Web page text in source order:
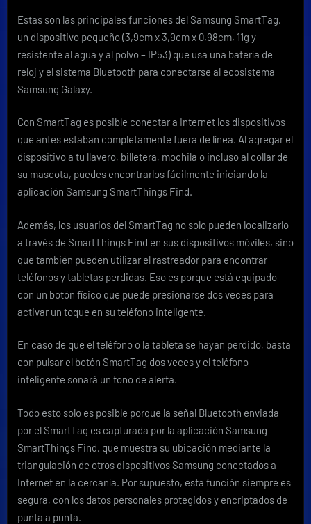
Estas son las principales funciones del Samsung SmartTag,
un dispositivo pequeño (3,9cm x 3,9cm x 0,98cm, 11g y
resistente al agua y al polvo – IP53) que usa una batería de
reloj y el sistema Bluetooth para conectarse al ecosistema
Samsung Galaxy.
Con SmartTag es posible conectar a Internet los dispositivos
que antes estaban completamente fuera de línea. Al agregar el
dispositivo a tu llavero, billetera, mochila o incluso al collar de
su mascota, puedes encontrarlos fácilmente iniciando la
aplicación Samsung SmartThings Find.
Además, los usuarios del SmartTag no solo pueden localizarlo
a través de SmartThings Find en sus dispositivos móviles, sino
que también pueden utilizar el rastreador para encontrar
teléfonos y tabletas perdidas. Eso es porque está equipado
con un botón físico que puede presionarse dos veces para
activar un toque en su teléfono inteligente.
En caso de que el teléfono o la tableta se hayan perdido, basta
con pulsar el botón SmartTag dos veces y el teléfono
inteligente sonará un tono de alerta.
Todo esto solo es posible porque la señal Bluetooth enviada
por el SmartTag es capturada por la aplicación Samsung
SmartThings Find, que muestra su ubicación mediante la
triangulación de otros dispositivos Samsung conectados a
Internet en la cercanía. Por supuesto, esta función siempre es
segura, con los datos personales protegidos y encriptados de
punta a punta.